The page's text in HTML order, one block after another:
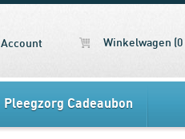
Account Winkelwagen
Pleegzorg Cadeaubon